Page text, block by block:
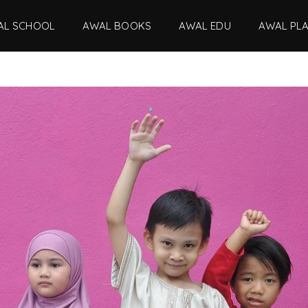
SCHOOL AWAL BOOKS AWAL EDU AWAL